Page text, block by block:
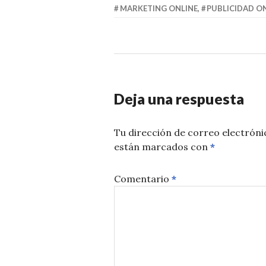
MARKETING ONLINE, PUBLICIDAD
Deja una respuesta
Tu dirección de correo
están marcados con *
Comentario *